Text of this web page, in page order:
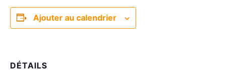
Ajouter au calendrier
DÉTAILS